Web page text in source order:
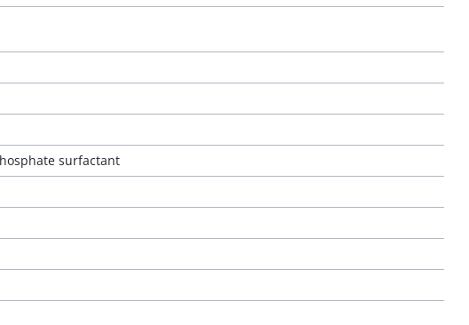
surfactant